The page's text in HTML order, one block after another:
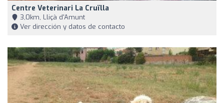
Centre Veterinari La Cruïlla
3,0km, Lliçà d'Amunt
Ver dirección y datos de contacto